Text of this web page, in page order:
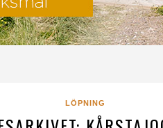
LÖPNING